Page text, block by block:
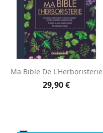
Ma Bible De L'Herboristerie
29,90 €